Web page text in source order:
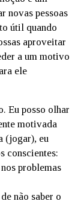
novas pessoas
útil quando
aproveitar
a um motivo
ele
Eu posso olhar
motivada
(jogar), eu
conscientes:
problemas
não saber o